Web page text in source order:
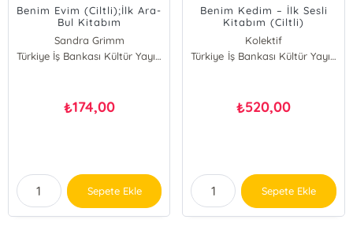
Benim Evim (Ciltli);İlk Ara-
Bul Kitabım
Sandra Grimm
Türkiye İş Bankası Kültür Yayınları
₺174,00
Sepete Ekle
Benim Kedim – İlk Sesli
Kitabım (Ciltli)
Kolektif
Türkiye İş Bankası Kültür Yayınları
₺520,00
Sepete Ekle